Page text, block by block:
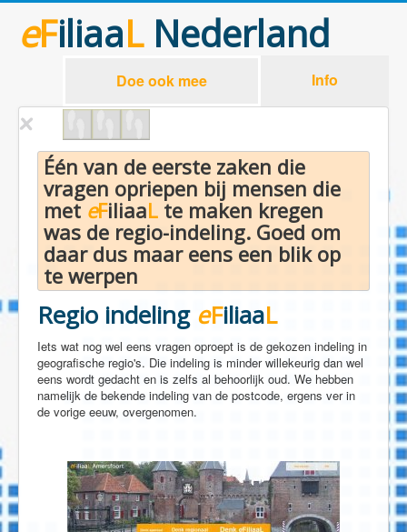
eFiliaaLNederland
Doe ook mee Info
Één van de eerste zaken die
vragen opriepen bij mensen die
meteFiliaaL te maken kregen
was de regio-indeling. Goed om
daar dus maar eens een blik op
te werpen
Regio indeling eFiliaaL
Iets wat nog wel eens vragen oproept is de gekozen indeling in
geografische regio's. Die indeling is minder willekeurig dan wel
eens wordt gedacht en is zelfs al behoorlijk oud. We hebben
namelijk de bekende indeling van de postcode, ergens ver in
de vorige eeuw, overgenomen.